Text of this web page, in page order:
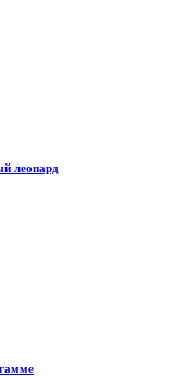
леопард